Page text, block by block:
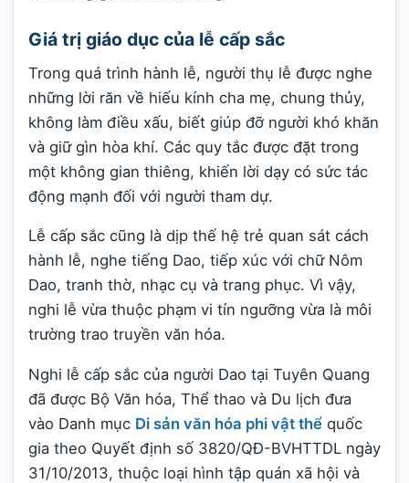
Giá trị giáo dục của lễ cấp sắc
Trong quá trình hành lễ, người thụ lễ được nghe
những lời răn về hiếu kính cha mẹ, chung thủy,
không làm điều xấu, biết giúp đỡ người khó khăn
và giữ gìn hòa khí. Các quy tắc được đặt trong
một không gian thiêng, khiến lời dạy có sức tác
động mạnh đối với người tham dự.
Lễ cấp sắc cũng là dịp thế hệ trẻ quan sát cách
hành lễ, nghe tiếng Dao, tiếp xúc với chữ Nôm
Dao, tranh thờ, nhạc cụ và trang phục. Vì vậy,
nghi lễ vừa thuộc phạm vi tín ngưỡng vừa là môi
trường trao truyền văn hóa.
Nghi lễ cấp sắc của người Dao tại Tuyên Quang
đã được Bộ Văn hóa, Thể thao và Du lịch đưa
vào Danh mục Di sản văn hóa phi vật thể quốc
gia theo Quyết định số 3820/QĐ-BVHTTDL ngày
31/10/2013, thuộc loại hình tập quán xã hội và